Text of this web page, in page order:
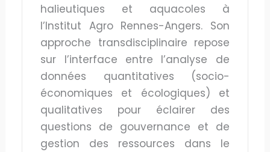
halieutiques et aquacoles à
l’Institut Agro Rennes-Angers. Son
approche transdisciplinaire repose
sur l’interface entre l’analyse de
données quantitatives (socio-
économiques et écologiques) et
qualitatives pour éclairer des
questions de gouvernance et de
gestion des ressources dans le